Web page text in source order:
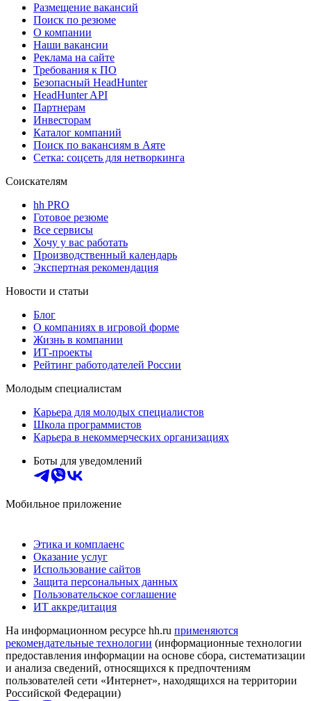
Размещение вакансий
Поиск по резюме
О компании
Наши вакансии
Реклама на сайте
Требования к ПО
Безопасный HeadHunter
HeadHunter API
Партнерам
Инвесторам
Каталог компаний
Поиск по вакансиям в Аяте
Сетка: соцсеть для нетворкинга
Соискателям
hh PRO
Готовое резюме
Все сервисы
Хочу у вас работать
Производственный календарь
Экспертная рекомендация
Новости и статьи
Блог
О компаниях в игровой форме
Жизнь в компании
ИТ-проекты
Рейтинг работодателей России
Молодым специалистам
Карьера для молодых специалистов
Школа программистов
Карьера в некоммерческих организациях
Боты для уведомлений
Мобильное приложение
Этика и комплаенс
Оказание услуг
Использование сайтов
Защита персональных данных
Пользовательское соглашение
ИТ аккредитация
На информационном ресурсе hh.ru применяются
рекомендательные технологии (информационные технологии
предоставления информации на основе сбора, систематизации
и анализа сведений, относящихся к предпочтениям
пользователей сети «Интернет», находящихся на территории
Российской Федерации)